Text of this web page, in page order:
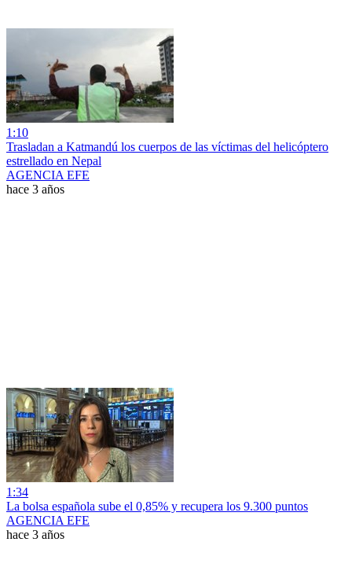
1:10
Trasladan a Katmandú los cuerpos de las víctimas del helicóptero
estrellado en Nepal
AGENCIA EFE
hace 3 años
1:34
La bolsa española sube el 0,85% y recupera los 9.300 puntos
AGENCIA EFE
hace 3 años